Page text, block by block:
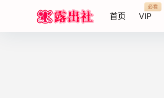
首页 VIP
必看